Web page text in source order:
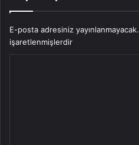
E-posta adresiniz yayınlanmayacak.
işaretlenmişlerdir